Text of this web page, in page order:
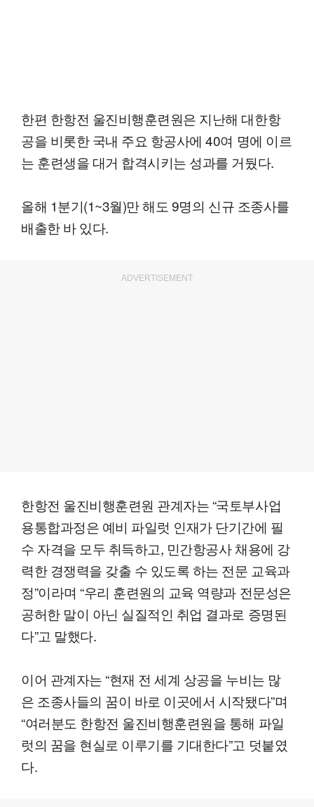
한편 한항전 울진비행훈련원은 지난해 대한항
공을 비롯한 국내 주요 항공사에 40여 명에 이르
는 훈련생을 대거 합격시키는 성과를 거뒀다.
올해 1분기(1~3월)만 해도 9명의 신규 조종사를
배출한 바 있다.
ADVERTISEMENT
한항전 울진비행훈련원 관계자는 “국토부사업
용통합과정은 예비 파일럿 인재가 단기간에 필
수 자격을 모두 취득하고, 민간항공사 채용에 강
력한 경쟁력을 갖출 수 있도록 하는 전문 교육과
정”이라며 “우리 훈련원의 교육 역량과 전문성은
공허한 말이 아닌 실질적인 취업 결과로 증명된
다”고 말했다.
이어 관계자는 “현재 전 세계 상공을 누비는 많
은 조종사들의 꿈이 바로 이곳에서 시작됐다”며
“여러분도 한항전 울진비행훈련원을 통해 파일
럿의 꿈을 현실로 이루기를 기대한다”고 덧붙였
다.